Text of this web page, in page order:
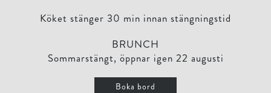
Köket stänger 30 min innan stängningstid
BRUNCH
Sommarstängt, öppnar igen 22 augusti
Boka bord